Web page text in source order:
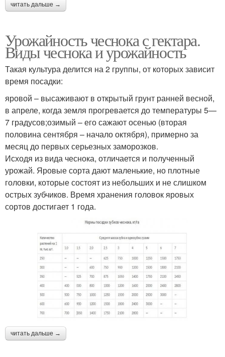
читать дальше →
Урожайность чеснока с гектара.
Виды чеснока и урожайность
Такая культура делится на 2 группы, от которых зависит
время посадки:
яровой – высаживают в открытый грунт ранней весной,
в апреле, когда земля прогревается до температуры 5—
7 градусов;озимый – его сажают осенью (вторая
половина сентября – начало октября), примерно за
месяц до первых серьезных заморозков.
Исходя из вида чеснока, отличается и полученный
урожай. Яровые сорта дают маленькие, но плотные
головки, которые состоят из небольших и не слишком
острых зубчиков. Время хранения головок яровых
сортов достигает 1 года.
читать дальше →